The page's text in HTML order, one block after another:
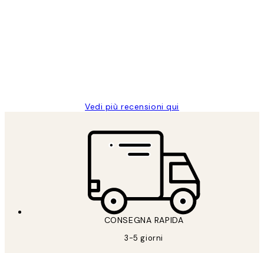
Vedi più recensioni qui
CONSEGNA RAPIDA
3-5 giorni